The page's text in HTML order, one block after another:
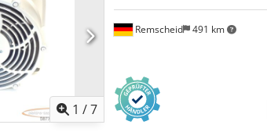
1 /7
Remscheid 491 km